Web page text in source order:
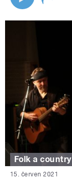
Folk a country
15. červen 2021